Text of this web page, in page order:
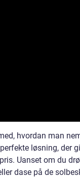
hvordan man
løsning, der
Uanset om du
dase på de